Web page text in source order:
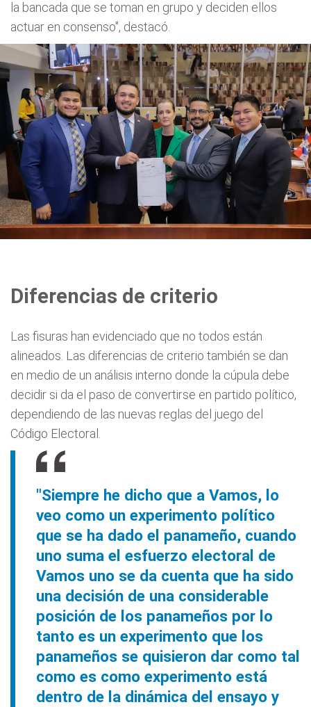
la bancada que se toman en grupo y deciden ellos
actuar en consenso", destacó.
Diferencias de criterio
Las fisuras han evidenciado que no todos están
alineados. Las diferencias de criterio también se dan
en medio de un análisis interno donde la cúpula debe
decidir si da el paso de convertirse en partido político,
dependiendo de las nuevas reglas del juego del
Código Electoral.
"Siempre he dicho que a Vamos, lo
veo como un experimento político
que se ha dado el panameño, cuando
uno suma el esfuerzo electoral de
Vamos uno se da cuenta que ha sido
una decisión de una considerable
posición de los panameños por lo
tanto es un experimento que los
panameños se quisieron dar como tal
como es como experimento está
dentro de la dinámica del ensayo y